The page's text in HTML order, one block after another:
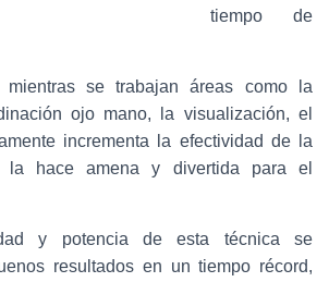
tiempo de
mientras se trabajan áreas como la
ojo mano, la visualización, el
incrementa la efectividad de la
la hace amena y divertida para el
y potencia de esta técnica se
resultados en un tiempo récord,